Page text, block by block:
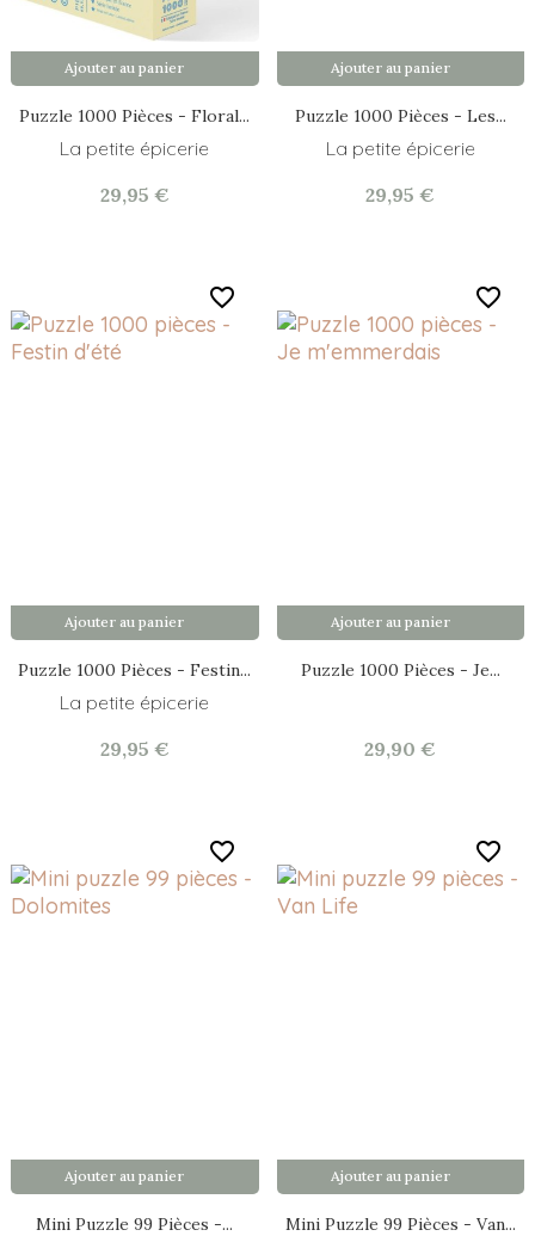
Puzzle 1000 Pièces - Floral...
La petite épicerie
29,95 €
Ajouter au panier
Puzzle 1000 Pièces - Les...
La petite épicerie
29,95 €
Ajouter au panier
Puzzle 1000 Pièces - Festin...
La petite épicerie
29,95 €
Ajouter au panier
favorite_border
Puzzle 1000 Pièces - Je...
29,90 €
Ajouter au panier
favorite_border
Mini Puzzle 99 Pièces -...
Ajouter au panier
favorite_border
Mini Puzzle 99 Pièces - Van...
Ajouter au panier
favorite_border